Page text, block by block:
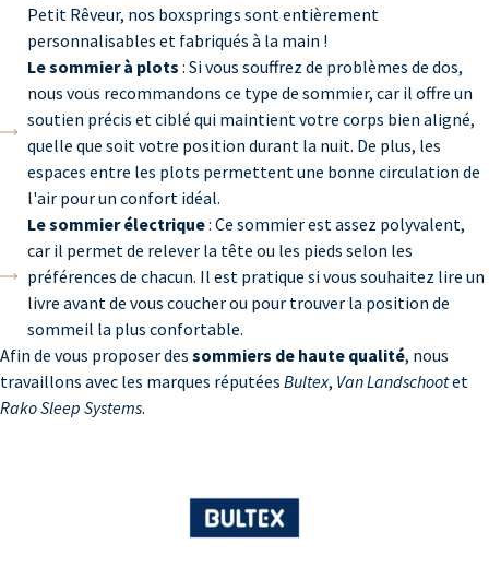
Petit Rêveur, nos boxsprings sont entièrement
personnalisables et fabriqués à la main !
Le sommier à plots : Si vous souffrez de problèmes de dos,
nous vous recommandons ce type de sommier, car il offre un
soutien précis et ciblé qui maintient votre corps bien aligné,
quelle que soit votre position durant la nuit. De plus, les
espaces entre les plots permettent une bonne circulation de
l'air pour un confort idéal.
Le sommier électrique: Ce sommier est assez polyvalent,
car il permet de relever la tête ou les pieds selon les
préférences de chacun. Il est pratique si vous souhaitez lire un
livre avant de vous coucher ou pour trouver la position de
sommeil la plus confortable.
Afin de vous proposer des sommiers de haute qualité, nous
travaillons avec les marques réputées Bultex, Van Landschootet
Rako Sleep Systems.